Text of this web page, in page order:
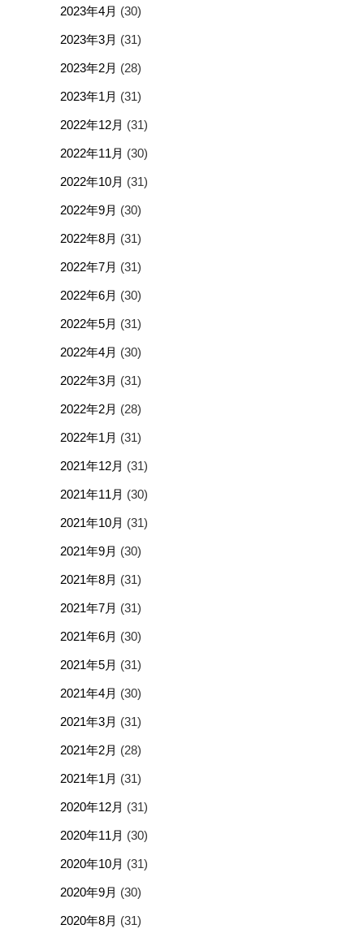
2023年4月 (30)
2023年3月 (31)
2023年2月 (28)
2023年1月 (31)
2022年12月 (31)
2022年11月 (30)
2022年10月 (31)
2022年9月 (30)
2022年8月 (31)
2022年7月 (31)
2022年6月 (30)
2022年5月 (31)
2022年4月 (30)
2022年3月 (31)
2022年2月 (28)
2022年1月 (31)
2021年12月 (31)
2021年11月 (30)
2021年10月 (31)
2021年9月 (30)
2021年8月 (31)
2021年7月 (31)
2021年6月 (30)
2021年5月 (31)
2021年4月 (30)
2021年3月 (31)
2021年2月 (28)
2021年1月 (31)
2020年12月 (31)
2020年11月 (30)
2020年10月 (31)
2020年9月 (30)
2020年8月 (31)